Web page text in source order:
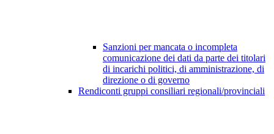
Sanzioni per mancata o incompleta
comunicazione dei dati da parte dei titolari
di incarichi politici, di amministrazione, di
direzione o di governo
Rendiconti gruppi consiliari regionali/provinciali